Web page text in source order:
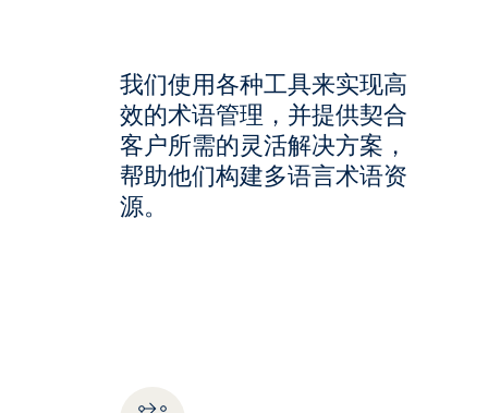
我们使用各种工具来实现高
效的术语管理，并提供契合
客户所需的灵活解决方案，
帮助他们构建多语言术语资
源。